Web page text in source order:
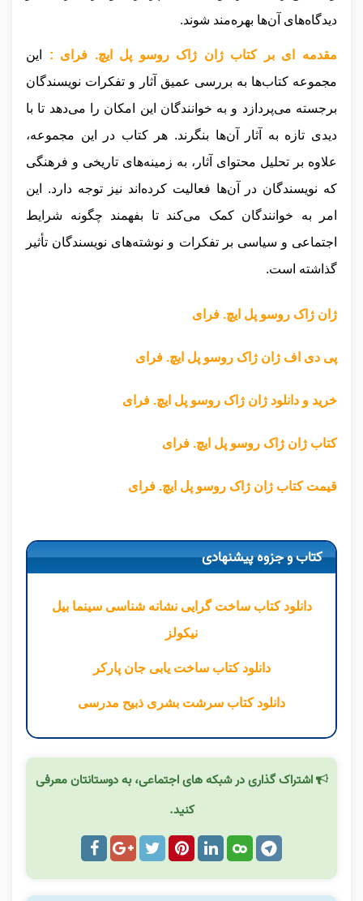
دیدگاه‌های آن‌ها بهره‌مند شوند.
مقدمه ای بر کتاب ژان ژاک روسو پل ایچ. فرای :
این
مجموعه کتاب‌ها به بررسی عمیق آثار و تفکرات نویسندگان
برجسته می‌پردازد و به خوانندگان این امکان را می‌دهد تا با
دیدی تازه به آثار آن‌ها بنگرند. هر کتاب در این مجموعه،
علاوه بر تحلیل محتوای آثار، به زمینه‌های تاریخی و فرهنگی
که نویسندگان در آن‌ها فعالیت کرده‌اند نیز توجه دارد. این
امر به خوانندگان کمک می‌کند تا بفهمند چگونه شرایط
اجتماعی و سیاسی بر تفکرات و نوشته‌های نویسندگان تأثیر
گذاشته است.
ژان ژاک روسو پل ایچ. فرای
پی دی اف ژان ژاک روسو پل ایچ. فرای
خرید و دانلود ژان ژاک روسو پل ایچ. فرای
کتاب ژان ژاک روسو پل ایچ. فرای
قیمت کتاب ژان ژاک روسو پل ایچ. فرای
کتاب و جزوه پیشنهادی
دانلود کتاب ساخت گرایی نشانه شناسی سینما بیل
نیکولز
دانلود کتاب ساخت یابی جان پارکر
دانلود کتاب سرشت بشری ذبیح مدرسی
اشتراک گذاری در شبکه های اجتماعی، به دوستانتان معرفی
کنید.